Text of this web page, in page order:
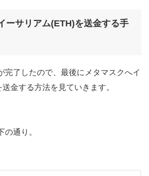
ーサリアム(ETH)を送金する手
完了したので、最後にメタマスクへイ
金する方法を見ていきます。
の通り。